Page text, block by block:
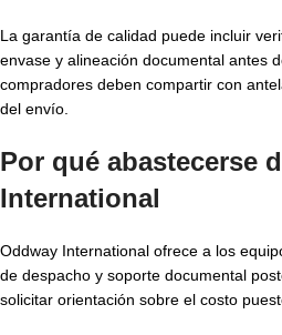
La garantía de calidad puede incluir
envase y alineación documental antes
compradores deben compartir con
del envío.
Por qué abastecerse
International
Oddway International ofrece a los
de despacho y soporte documental
solicitar orientación sobre el costo